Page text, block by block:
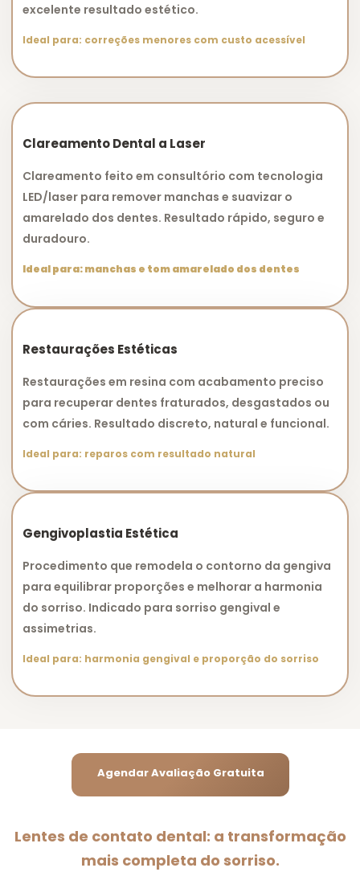
excelente resultado estético.
Ideal para: correções menores com custo acessível
Clareamento Dental a Laser
Clareamento feito em consultório com tecnologia
LED/laser para remover manchas e suavizar o
amarelado dos dentes. Resultado rápido, seguro e
duradouro.
Ideal para: manchas e tom amarelado dos dentes
Restaurações Estéticas
Restaurações em resina com acabamento preciso
para recuperar dentes fraturados, desgastados ou
com cáries. Resultado discreto, natural e funcional.
Ideal para: reparos com resultado natural
Gengivoplastia Estética
Procedimento que remodela o contorno da gengiva
para equilibrar proporções e melhorar a harmonia
do sorriso. Indicado para sorriso gengival e
assimetrias.
Ideal para: harmonia gengival e proporção do sorriso
Agendar Avaliação Gratuita
Lentes de contato dental: a transformação
mais completa do sorriso.